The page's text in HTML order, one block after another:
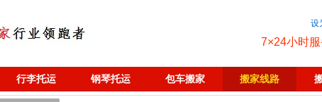
设
7×24小时
行李托运 钢琴托运 包车搬家 搬家线路